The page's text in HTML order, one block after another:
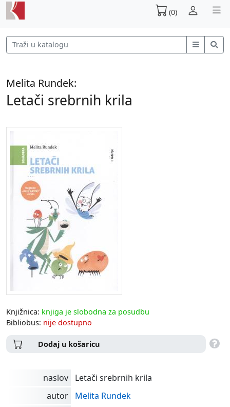
(0)
Melita Rundek:
Letači srebrnih krila
Knjižnica: knjiga je slobodna za posudbu
Bibliobus: nije dostupno
Dodaj u košaricu
naslov
Letači srebrnih krila
autor
Melita Rundek